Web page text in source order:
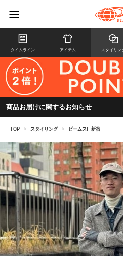
タイムライン アイテム スタイリン
商品お届けに関するお知らせ
TOP > スタイリング > ビームスF 新宿